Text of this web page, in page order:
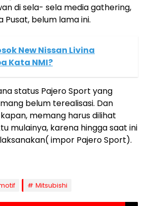
di sela- sela media gathering,
belum lama ini.
New Nissan Livina
Kata NMI?
status Pajero Sport yang
belum terealisasi. Dan
memang harus dilihat
mulainya, karena hingga saat ini
impor Pajero Sport).
Mitsubishi